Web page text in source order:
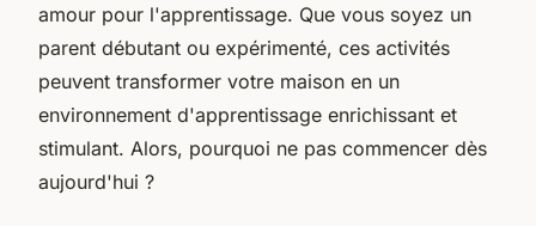
amour pour l'apprentissage. Que vous soyez un
parent débutant ou expérimenté, ces activités
peuvent transformer votre maison en un
environnement d'apprentissage enrichissant et
stimulant. Alors, pourquoi ne pas commencer dès
aujourd'hui ?